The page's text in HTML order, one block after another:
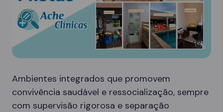
Ambientes integrados que promovem
convivência saudável e ressocialização, sempre
com supervisão rigorosa e separação